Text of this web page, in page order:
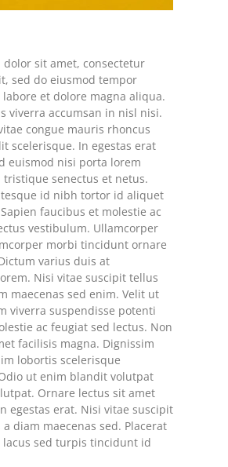
dolor sit amet, consectetur
sed do eiusmod tempor
et dolore magna aliqua.
viverra accumsan in nisl nisi.
congue mauris rhoncus
scelerisque. In egestas erat
euismod nisi porta lorem
senectus et netus.
id nibh tortor id aliquet
faucibus et molestie ac
vestibulum. Ullamcorper
morbi tincidunt ornare
varius duis at
Nisi vitae suscipit tellus
maecenas sed enim. Velit ut
viverra suspendisse potenti
ac feugiat sed lectus. Non
facilisis magna. Dignissim
lobortis scelerisque
ut enim blandit volutpat
Ornare lectus sit amet
egestas erat. Nisi vitae suscipit
diam maecenas sed. Placerat
sed turpis tincidunt id